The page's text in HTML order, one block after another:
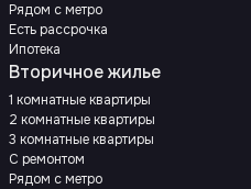
Рядом с метро
Есть рассрочка
Ипотека
Вторичное жилье
1 комнатные квартиры
2 комнатные квартиры
3 комнатные квартиры
С ремонтом
Рядом с метро